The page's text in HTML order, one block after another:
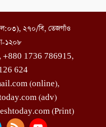
২৭০/বি, তেজগাঁও
১২০৮
+880 1736 786915,
624
(online),
(adv)
(Print)